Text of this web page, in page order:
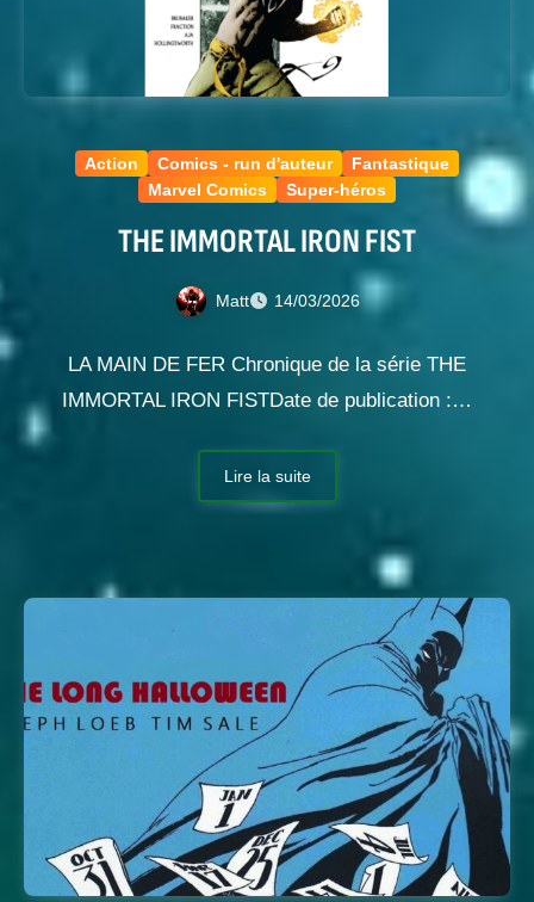
Action Comics - run d'auteur
Fantastique
Marvel Comics
Super-héros
THE IMMORTAL IRON FIST
Matt 14/03/2026
LA MAIN DE FER Chronique de la série THE
IMMORTAL IRON FISTDate de publication :…
Lire la suite